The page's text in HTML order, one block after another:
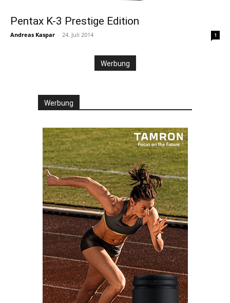
Pentax K-3 Prestige Edition
Andreas Kaspar - 24. Juli 2014 1
Werbung
Werbung